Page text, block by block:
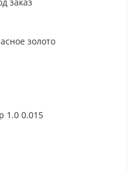
золото
1.0 0.015